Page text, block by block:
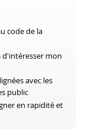
code de la
d'intéresser mon
avec les
public
en rapidité et